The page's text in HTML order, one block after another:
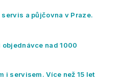
a půjčovna v Praze.
objednávce nad 1000
i servisem. Více než 15 let